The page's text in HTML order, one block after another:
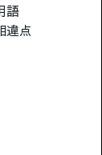
語
違点